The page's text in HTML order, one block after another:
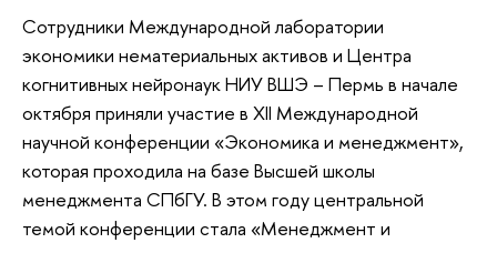
Сотрудники Международной лаборатории
экономики нематериальных активов и Центра
когнитивных нейронаук НИУ ВШЭ – Пермь в начале
октября приняли участие в ХII Международной
научной конференции «Экономика и менеджмент»,
которая проходила на базе Высшей школы
менеджмента СПбГУ. В этом году центральной
темой конференции стала «Менеджмент и